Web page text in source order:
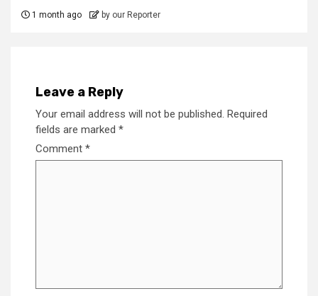
1 month ago by our Reporter
Leave a Reply
Your email address will not be published. Required
fields are marked *
Comment *